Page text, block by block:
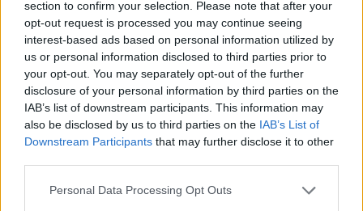
section to confirm your selection. Please note that after your
opt-out request is processed you may continue seeing
interest-based ads based on personal information utilized by
us or personal information disclosed to third parties prior to
your opt-out. You may separately opt-out of the further
disclosure of your personal information by third parties on the
IAB’s list of downstream participants. This information may
also be disclosed by us to third parties on the IAB’s List of
Downstream Participants that may further disclose it to other
Personal Data Processing Opt Outs
tra i pali, dove le alternative non mancano. “Ogni anno la
stessa storia, non riusciamo mai a salvarci tranquillamente
e questo è un peccato per un club con delle potenzialità
come questo”, confida il numero uno ex tra le altre di
BarnsleyeHull City, “Pensate che ilLeicesterlo scorso
anno ha fatto ancora più fatica di noi a salvarsi e guardare
ora dov’è”. In Inghilterra la felicità non gli manca, ma “a
volte temo che in Italia si siano scordati di me. Sto vivendo
un grande momento di forma e, anche tramite laPremier
League, ho sempre sperato in una chiamata da parte della
Nazionale.” Mannone sa che Buffon non si tocca ma